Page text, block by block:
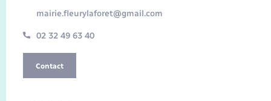
mairie.fleurylaforet@gmail.com
02 32 49 63 40
Contact